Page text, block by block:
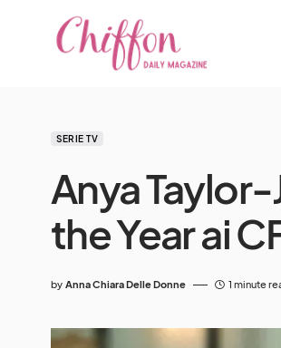
SERIE TV
Anya
the Year ai
by Anna Chiara Delle Donne 1 minute